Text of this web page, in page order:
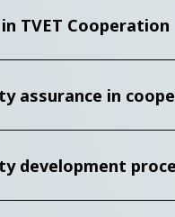
TVET Cooperation
assurance in
development